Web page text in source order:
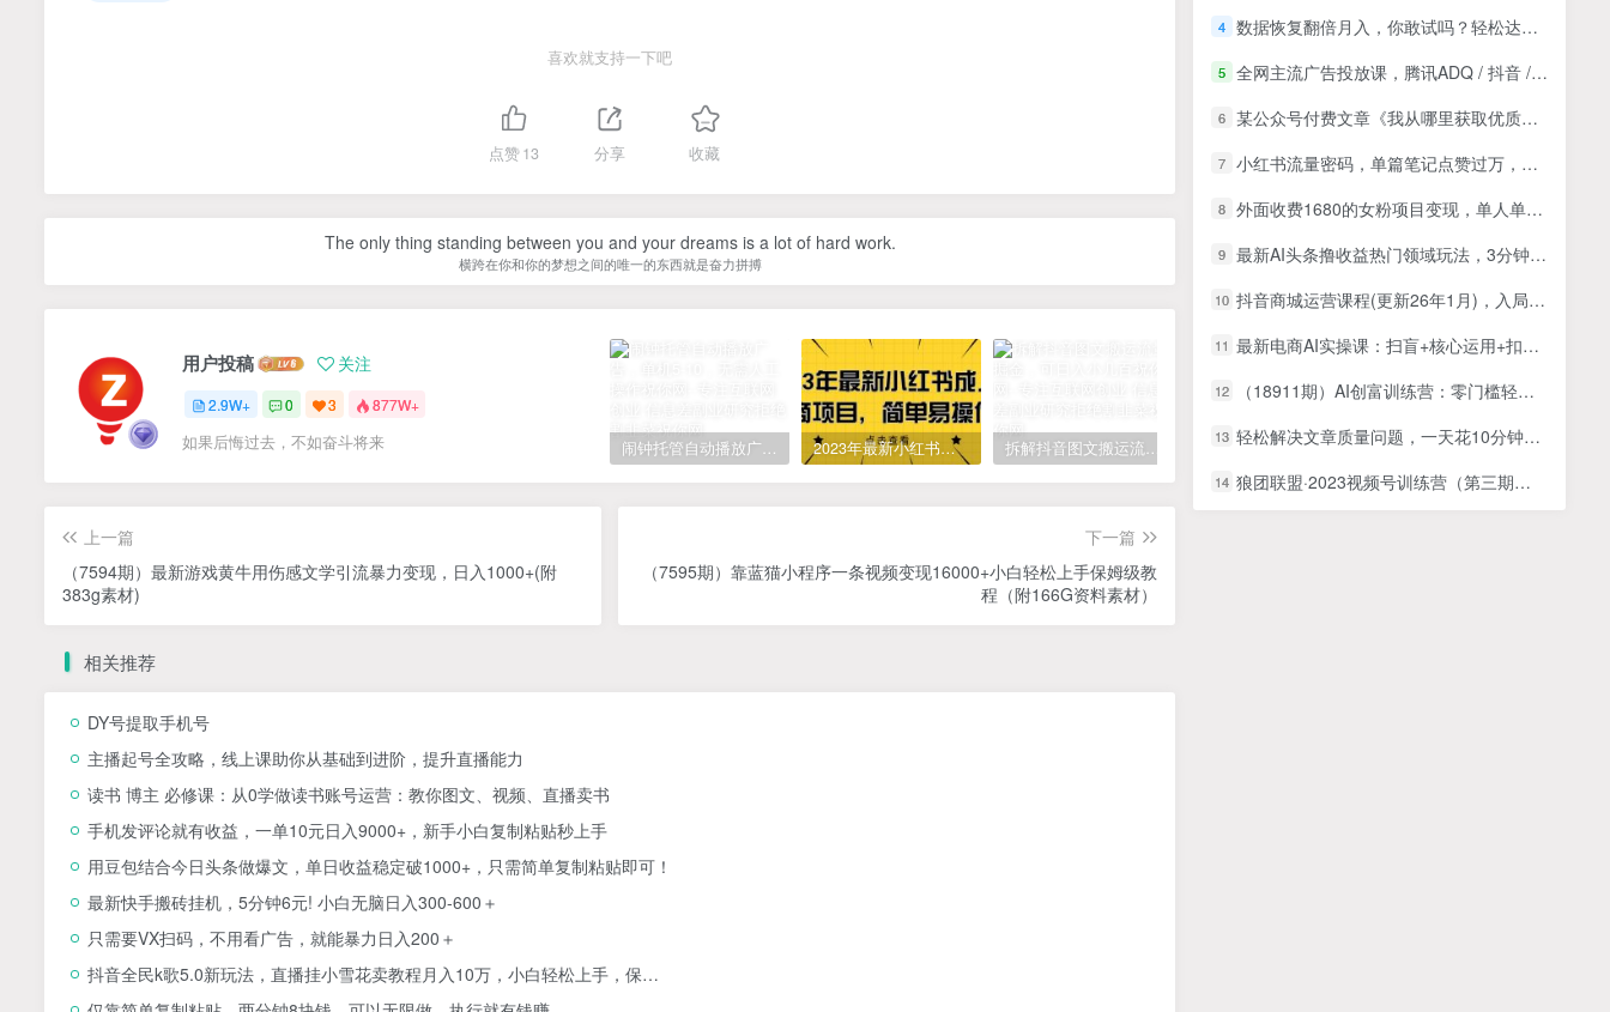
喜欢就支持一下吧
点赞13 分享 收藏
The only thing standing between you and your dreams is a lot of hard work.
横跨在你和你的梦想之间的唯一的东西就是奋力拼搏
用户投稿 关注
2.9W+ 0 3 877W+
如果后悔过去，不如奋斗将来 闹钟托管自动播放广告，单机5-10，无需人工操作 2023年最新小红书成人电商项目，简单易操作【详细教程】 拆解抖音图文搬运流量掘金，可日入小几百 快手星火计划项目玩法，零门槛，单视频收益5000+，保姆级教程 汽水音乐听歌每天变现100+思路，第一时间入局抓住风口，玩法无私分享与你！
上一篇
（7594期）最新游戏黄牛用伤感文学引流暴力变现，日入1000+(附
383g素材)
下一篇
（7595期）靠蓝猫小程序一条视频变现16000+小白轻松上手保姆级教
程（附166G资料素材）
相关推荐
DY号提取手机号
主播起号全攻略，线上课助你从基础到进阶，提升直播能力
读书 博主 必修课：从0学做读书账号运营：教你图文、视频、直播卖书
手机发评论就有收益，一单10元日入9000+，新手小白复制粘贴秒上手
用豆包结合今日头条做爆文，单日收益稳定破1000+，只需简单复制粘贴即可！
最新快手搬砖挂机，5分钟6元! 小白无脑日入300-600＋
只需要VX扫码，不用看广告，就能暴力日入200＋
抖音全民k歌5.0新玩法，直播挂小雪花卖教程月入10万，小白轻松上手，保…
4 数据恢复翻倍月入，你敢试吗？轻松达到3000+
5 全网主流广告投放课，腾讯ADQ / 抖音 / 快手 / B 站实操教学，手把手教投手赚钱变现，全套变现拆解稳定出单
6 某公众号付费文章《我从哪里获取优质信息？》
7 小红书流量密码，单篇笔记点赞过万，AI萌瞄潮图，保姆式手机教程
8 外面收费1680的女粉项目变现，单人单日收益可达1.7k，全自动成交无需维护
9 最新AI头条撸收益热门领域玩法，3分钟一条原创文章，轻松日入200-300＋
10 抖音商城运营课程(更新26年1月)，入局抖店必学课， 如何快速扫盲入局抖店
11 最新电商AI实操课：扫盲+核心运用+扣子工具实操，快速解锁电商AI实用技巧
12 （18911期）AI创富训练营：零门槛轻启动，普通人也能复制的AI赚钱之道，图文视频商单私域全路径
13 轻松解决文章质量问题，一天花10分钟投稿，玩转公共号流量主
14 狼团联盟·2023视频号训练营（第三期），手把手带你玩转视频号